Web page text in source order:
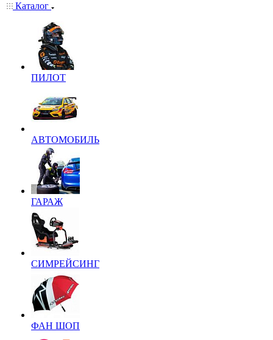
Каталог
ПИЛОТ
АВТОМОБИЛЬ
ГАРАЖ
СИМРЕЙСИНГ
ФАН ШОП